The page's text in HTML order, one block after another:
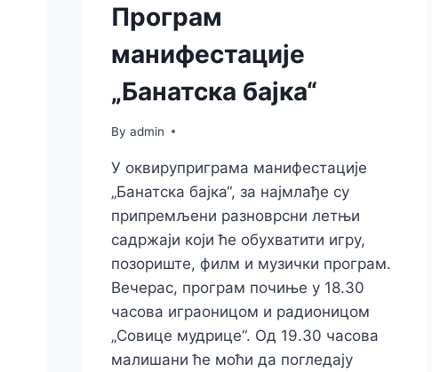
Програм
манифестације
„Банатска бајка“
By admin
У оквируприграма манифестације
„Банатска бајка“, за најмлађе су
припремљени разноврсни летњи
садржаји који ће обухватити игру,
позориште, филм и музички програм.
Вечерас, програм почиње у 18.30
часова играоницом и радионицом
„Совице мудрице“. Од 19.30 часова
малишани ће моћи да погледају